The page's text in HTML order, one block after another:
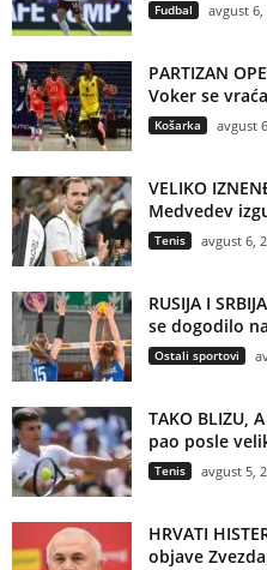
Fudbal avgust 6,
PARTIZAN
Voker se
Košarka avgust
VELIKO
Medvedev
Tenis avgust 6,
RUSIJA I
se dogodilo
Ostali sportovi
TAKO BLIZU,
pao posle
Tenis avgust 5,
HRVATI
objave